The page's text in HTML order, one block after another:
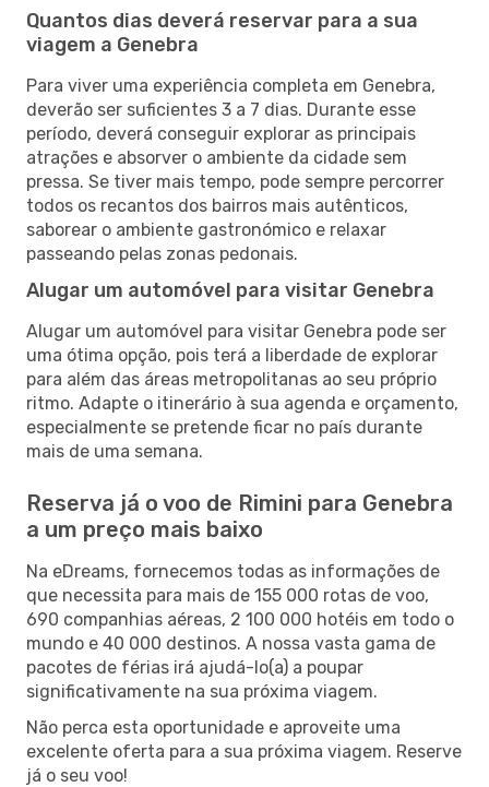
Quantos dias deverá reservar para a sua
viagem a Genebra
Para viver uma experiência completa em Genebra,
deverão ser suficientes 3 a 7 dias. Durante esse
período, deverá conseguir explorar as principais
atrações e absorver o ambiente da cidade sem
pressa. Se tiver mais tempo, pode sempre percorrer
todos os recantos dos bairros mais autênticos,
saborear o ambiente gastronómico e relaxar
passeando pelas zonas pedonais.
Alugar um automóvel para visitar Genebra
Alugar um automóvel para visitar Genebra pode ser
uma ótima opção, pois terá a liberdade de explorar
para além das áreas metropolitanas ao seu próprio
ritmo. Adapte o itinerário à sua agenda e orçamento,
especialmente se pretende ficar no país durante
mais de uma semana.
Reserva já o voo de Rimini para Genebra
a um preço mais baixo
Na eDreams, fornecemos todas as informações de
que necessita para mais de 155 000 rotas de voo,
690 companhias aéreas, 2 100 000 hotéis em todo o
mundo e 40 000 destinos. A nossa vasta gama de
pacotes de férias irá ajudá-lo(a) a poupar
significativamente na sua próxima viagem.
Não perca esta oportunidade e aproveite uma
excelente oferta para a sua próxima viagem. Reserve
já o seu voo!